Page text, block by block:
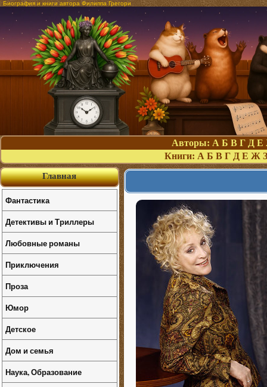
Биография и книги автора Филиппа Грегори
Авторы: А Б В Г Д Е
Книги: А Б В Г Д Е Ж З
Главная
Фантастика
Детективы и Триллеры
Любовные романы
Приключения
Проза
Юмор
Детское
Дом и семья
Наука, Образование